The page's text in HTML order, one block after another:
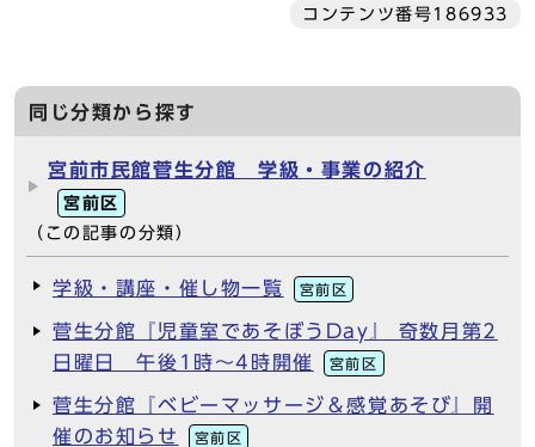
コンテンツ番号186933
同じ分類から探す
宮前市民館菅生分館 学級・事業の紹介
宮前区
（この記事の分類）
学級・講座・催し物一覧 宮前区
菅生分館『児童室であそぼうDay』 奇数月第2
日曜日 午後1時～4時開催
宮前区
菅生分館『ベビーマッサージ＆感覚あそび』開
催のお知らせ
宮前区